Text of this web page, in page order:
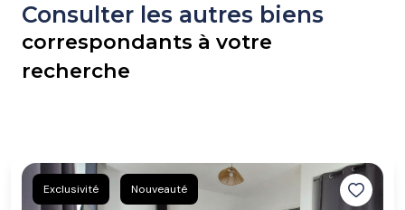
Consulter les autres biens
correspondants à votre
recherche
Exclusivité Nouveauté